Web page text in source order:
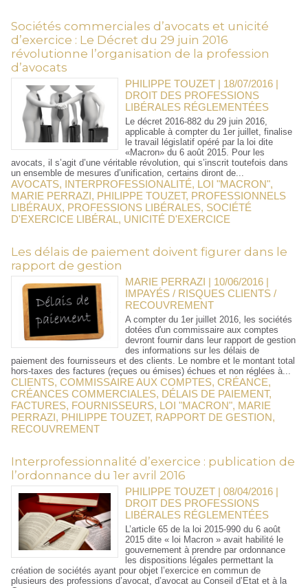
Sociétés commerciales d’avocats et unicité
d’exercice : Le Décret du 29 juin 2016
révolutionne l’organisation de la profession
d’avocats
PHILIPPE TOUZET | 18/07/2016 |
DROIT DES PROFESSIONS
LIBÉRALES RÉGLEMENTÉES
Le décret 2016-882 du 29 juin 2016,
applicable à compter du 1er juillet, finalise
le travail législatif opéré par la loi dite
«Macron» du 6 août 2015. Pour les
avocats, il s’agit d’une véritable révolution, qui s’inscrit toutefois dans
un ensemble de mesures d’unification, certains diront de...
AVOCATS, INTERPROFESSIONALITÉ, LOI "MACRON",
MARIE PERRAZI, PHILIPPE TOUZET, PROFESSIONNELS
LIBÉRAUX, PROFESSIONS LIBÉRALES, SOCIÉTÉ
D'EXERCICE LIBÉRAL , UNICITÉ D'EXERCICE
Les délais de paiement doivent figurer dans le
rapport de gestion
MARIE PERRAZI | 10/06/2016 |
IMPAYÉS / RISQUES CLIENTS /
RECOUVREMENT
A compter du 1er juillet 2016, les sociétés
dotées d'un commissaire aux comptes
devront fournir dans leur rapport de gestion
des informations sur les délais de
paiement des fournisseurs et des clients. Le nombre et le montant total
hors-taxes des factures (reçues ou émises) échues et non réglées à...
CLIENTS, COMMISSAIRE AUX COMPTES, CRÉANCE,
CRÉANCES COMMERCIALES, DÉLAIS DE PAIEMENT,
FACTURES, FOURNISSEURS, LOI "MACRON", MARIE
PERRAZI, PHILIPPE TOUZET, RAPPORT DE GESTION,
RECOUVREMENT
Interprofessionnalité d’exercice : publication de
l’ordonnance du 1er avril 2016
PHILIPPE TOUZET | 08/04/2016 |
DROIT DES PROFESSIONS
LIBÉRALES RÉGLEMENTÉES
L’article 65 de la loi 2015-990 du 6 août
2015 dite « loi Macron » avait habilité le
gouvernement à prendre par ordonnance
les dispositions légales permettant la
création de sociétés ayant pour objet l’exercice en commun de
plusieurs des professions d’avocat, d’avocat au Conseil d’Etat et à la